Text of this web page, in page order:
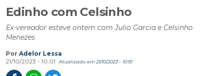
Edinho com Celsinho
Ex-vereador esteve ontem com Julio Garcia e Celsinho
Menezes
Por Adelor Lessa
21/10/2023 - 10:01
Atualizado em 21/10/2023 - 10:10